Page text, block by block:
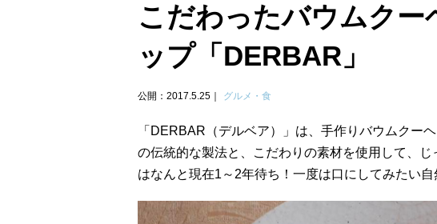
こだわったバウムクー
ップ「DERBAR」
公開：2017.5.25 グルメ・食
「DERBAR（デルベア）」は、手作りバウムクー
の伝統的な製法と、こだわりの素材を使用して、
はなんと現在1～2年待ち！一度は口にしてみたい自